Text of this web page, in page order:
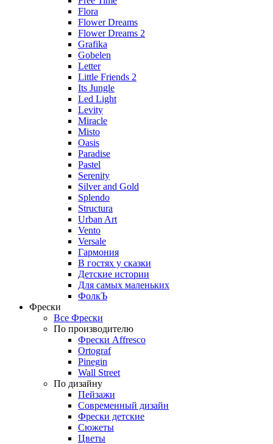
Flora
Flower Dreams
Flower Dreams 2
Grafika
Gobelen
Letter
Little Friends 2
Its Jungle
Led Light
Levity
Miracle
Misto
Oasis
Paradise
Pastel
Serenity
Silver and Gold
Splendo
Structura
Urban Art
Vento
Versale
Гармония
В гостях у сказки
Детские истории
Для самых маленьких
ФолкЪ
Фрески
Все Фрески
По производителю
Фрески Affresco
Ortograf
Pinegin
Wall Street
По дизайну
Пейзажи
Современный дизайн
Фрески детские
Сюжеты
Цветы